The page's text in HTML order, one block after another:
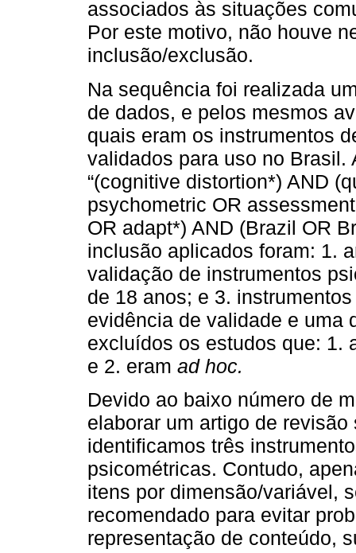
associados às situações
Por este motivo, não houve
inclusão/exclusão.
Na sequência foi realizada
de dados, e pelos mesmos
quais eram os instrumentos
validados para uso no
“(cognitive distortion*) AND
psychometric OR
OR adapt*) AND (Brazil OR
inclusão aplicados foram: 1.
validação de instrumentos
de 18 anos; e 3.
evidência de validade e uma
excluídos os estudos que: 1.
e 2. eram ad hoc.
Devido ao baixo número de
elaborar um artigo de
identificamos três
psicométricas. Contudo,
itens por dimensão/variável,
recomendado para evitar
representação de conteúdo,